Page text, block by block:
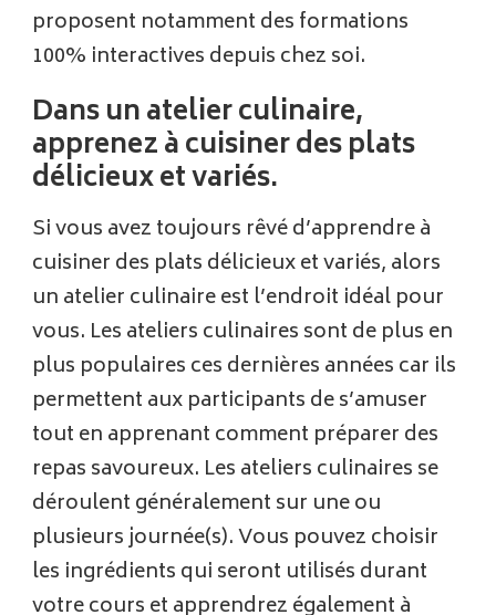
proposent notamment des formations
100% interactives depuis chez soi.
Dans un atelier culinaire,
apprenez à cuisiner des plats
délicieux et variés.
Si vous avez toujours rêvé d’apprendre à
cuisiner des plats délicieux et variés, alors
un atelier culinaire est l’endroit idéal pour
vous. Les ateliers culinaires sont de plus en
plus populaires ces dernières années car ils
permettent aux participants de s’amuser
tout en apprenant comment préparer des
repas savoureux. Les ateliers culinaires se
déroulent généralement sur une ou
plusieurs journée(s). Vous pouvez choisir
les ingrédients qui seront utilisés durant
votre cours et apprendrez également à